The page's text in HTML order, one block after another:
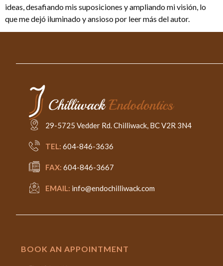
ideas, desafiando mis suposiciones y ampliando mi visión, lo
que me dejó iluminado y ansioso por leer más del autor.
29-5725 Vedder Rd. Chilliwack, BC V2R 3N4
TEL: 604-846-3636
FAX: 604-846-3667
EMAIL: info@endochilliwack.com
BOOK AN APPOINTMENT